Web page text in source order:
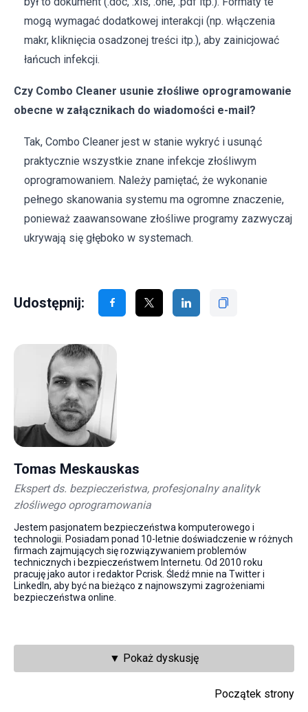
mogą wymagać dodatkowej interakcji (np. włączenia
makr, kliknięcia osadzonej treści itp.), aby zainicjować
łańcuch infekcji.
Czy Combo Cleaner usunie złośliwe oprogramowanie
obecne w załącznikach do wiadomości e-mail?
Tak, Combo Cleaner jest w stanie wykryć i usunąć
praktycznie wszystkie znane infekcje złośliwym
oprogramowaniem. Należy pamiętać, że wykonanie
pełnego skanowania systemu ma ogromne znaczenie,
ponieważ zaawansowane złośliwe programy zazwyczaj
ukrywają się głęboko w systemach.
Udostępnij:
Tomas Meskauskas
Ekspert ds. bezpieczeństwa, profesjonalny analityk
złośliwego oprogramowania
Jestem pasjonatem bezpieczeństwa komputerowego i
technologii. Posiadam ponad 10-letnie doświadczenie w różnych
firmach zajmujących się rozwiązywaniem problemów
technicznych i bezpieczeństwem Internetu. Od 2010 roku
pracuję jako autor i redaktor Pcrisk. Śledź mnie na Twitter i
LinkedIn, aby być na bieżąco z najnowszymi zagrożeniami
bezpieczeństwa online.
▼ Pokaż dyskusję
Początek strony